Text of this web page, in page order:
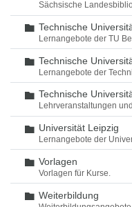
Sächsische
Ordner
Technische
Lernangebote der TU
Ordner
Technische
Lernangebote der
Ordner
Technische
Lehrveranstaltungen
Ordner
Universität Leipzig
Lernangebote der
Ordner
Vorlagen
Vorlagen für Kurse.
Ordner
Weiterbildung